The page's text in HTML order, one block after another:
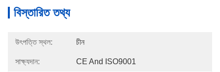
বিস্তারিত তথ্য
উৎপত্তি স্থল: চীন
সাক্ষ্যদান: CE And ISO9001